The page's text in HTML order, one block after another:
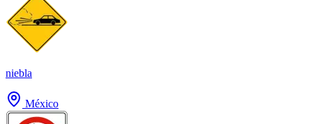
niebla
México